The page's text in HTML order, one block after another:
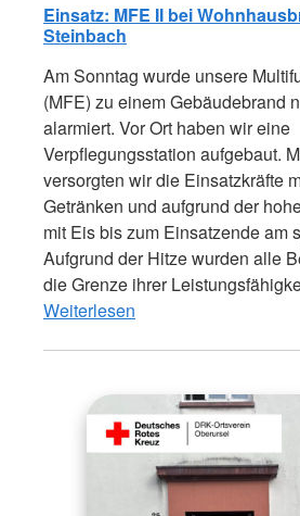
Einsatz: MFE II bei
Steinbach
Am Sonntag wurde unsere
(MFE) zu einem Gebäudebrand
alarmiert. Vor Ort haben wir eine
Verpflegungsstation aufgebaut.
versorgten wir die Einsatzkräfte
Getränken und aufgrund der
mit Eis bis zum Einsatzende am
Aufgrund der Hitze wurden alle
die Grenze ihrer
Weiterlesen